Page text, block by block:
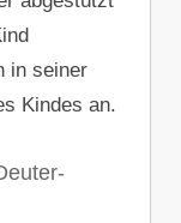
in seiner
Kindes an.